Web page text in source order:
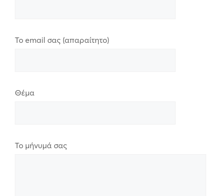
Το email σας (απαραίτητο)
Θέμα
Το μήνυμά σας